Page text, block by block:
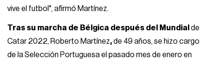
vive el futbol", afirmó Martínez.
Tras su marcha de Bélgica después del Mundialde
Catar 2022, Roberto Martínez,de 49 años, se hizo cargo
de la Selección Portuguesa el pasado mes de enero en